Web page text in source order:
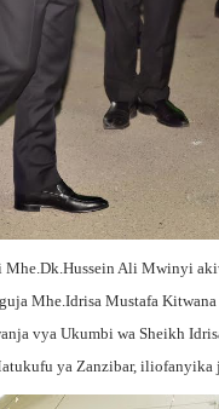
Ali Mwinyi
Mhe.Idrisa Mustafa
vya Ukumbi wa Sheikh
ya Zanzibar, iliofanyika